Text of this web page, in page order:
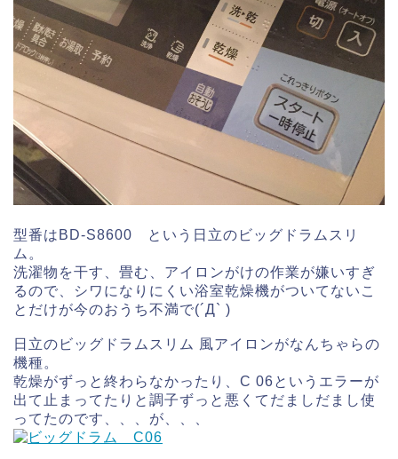
型番はBD-S8600 という日立のビッグドラムスリ
ム。
洗濯物を干す、畳む、アイロンがけの作業が嫌いすぎ
るので、シワになりにくい浴室乾燥機がついてないこ
とだけが今のおうち不満で(´Д` )
日立のビッグドラムスリム 風アイロンがなんちゃらの
機種。
乾燥がずっと終わらなかったり、C 06というエラーが
出て止まってたりと調子ずっと悪くてだましだまし使
ってたのです、、、が、、、